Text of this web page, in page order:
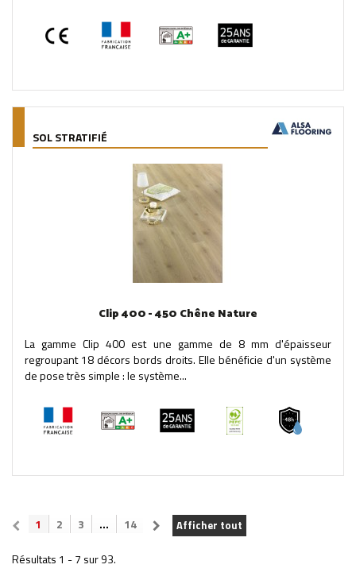
SOL STRATIFIÉ
Clip 400 - 450 Chêne Nature
La gamme Clip 400 est une gamme de 8 mm d'épaisseur
regroupant 18 décors bords droits. Elle bénéficie d'un système
de pose très simple : le système...
Afficher tout
1 2 3 ... 14
Résultats 1 - 7 sur 93.